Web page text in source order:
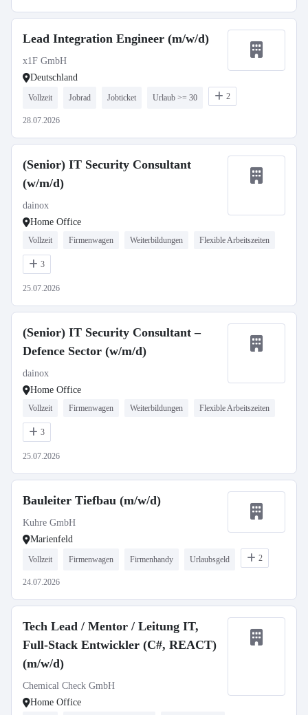
Lead Integration Engineer (m/w/d)
x1F GmbH
Deutschland
Vollzeit Jobrad Jobticket Urlaub >= 30 2
28.07.2026
(Senior) IT Security Consultant
(w/m/d)
dainox
Home Office
Vollzeit Firmenwagen Weiterbildungen Flexible Arbeitszeiten
3
25.07.2026
(Senior) IT Security Consultant –
Defence Sector (w/m/d)
dainox
Home Office
Vollzeit Firmenwagen Weiterbildungen Flexible Arbeitszeiten
3
25.07.2026
Bauleiter Tiefbau (m/w/d)
Kuhre GmbH
Marienfeld
Vollzeit Firmenwagen Firmenhandy Urlaubsgeld 2
24.07.2026
Tech Lead / Mentor / Leitung IT,
Full-Stack Entwickler (C#, REACT)
(m/w/d)
Chemical Check GmbH
Home Office